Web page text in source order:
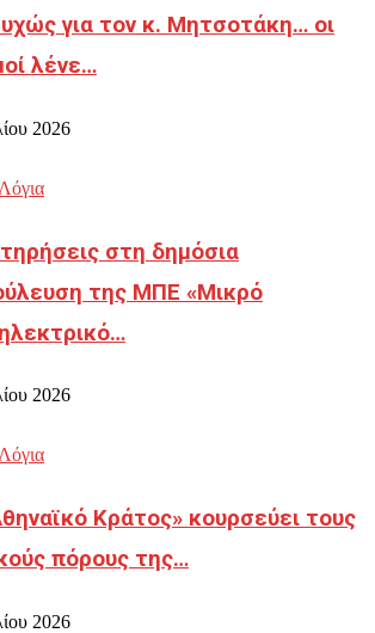
για τον κ. Μητσοτάκη… οι
λένε…
2026
στη δημόσια
της ΜΠΕ «Μικρό
2026
Κράτος» κουρσεύει τους
πόρους της…
2026